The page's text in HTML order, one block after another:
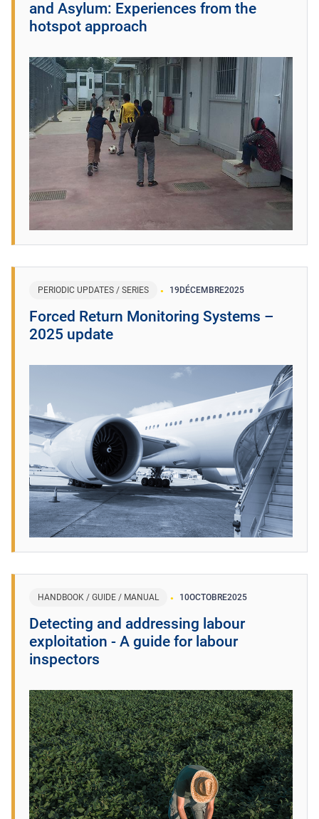
and Asylum: Experiences from the
hotspot approach
PERIODIC UPDATES / SERIES 19DÉCEMBRE2025
Forced Return Monitoring Systems –
2025 update
HANDBOOK / GUIDE / MANUAL 10OCTOBRE2025
Detecting and addressing labour
exploitation - A guide for labour
inspectors